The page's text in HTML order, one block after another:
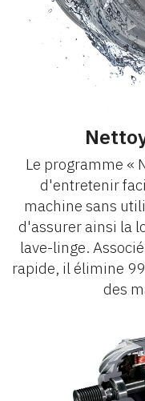
Le programme «
d'entretenir
machine sans
d'assurer ainsi la
lave-linge.
rapide, il élimine
des